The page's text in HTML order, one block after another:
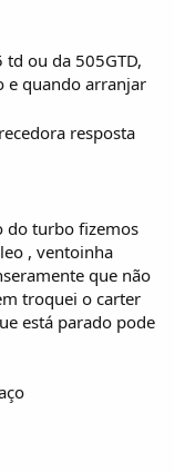
ou da 505GTD,
e quando arranjar
resposta
do turbo fizemos
, ventoinha
que não
troquei o carter
está parado pode